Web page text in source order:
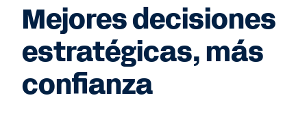
Beneficios
Sectores
Recursos
Mejores decisiones
estratégicas, más
confianza